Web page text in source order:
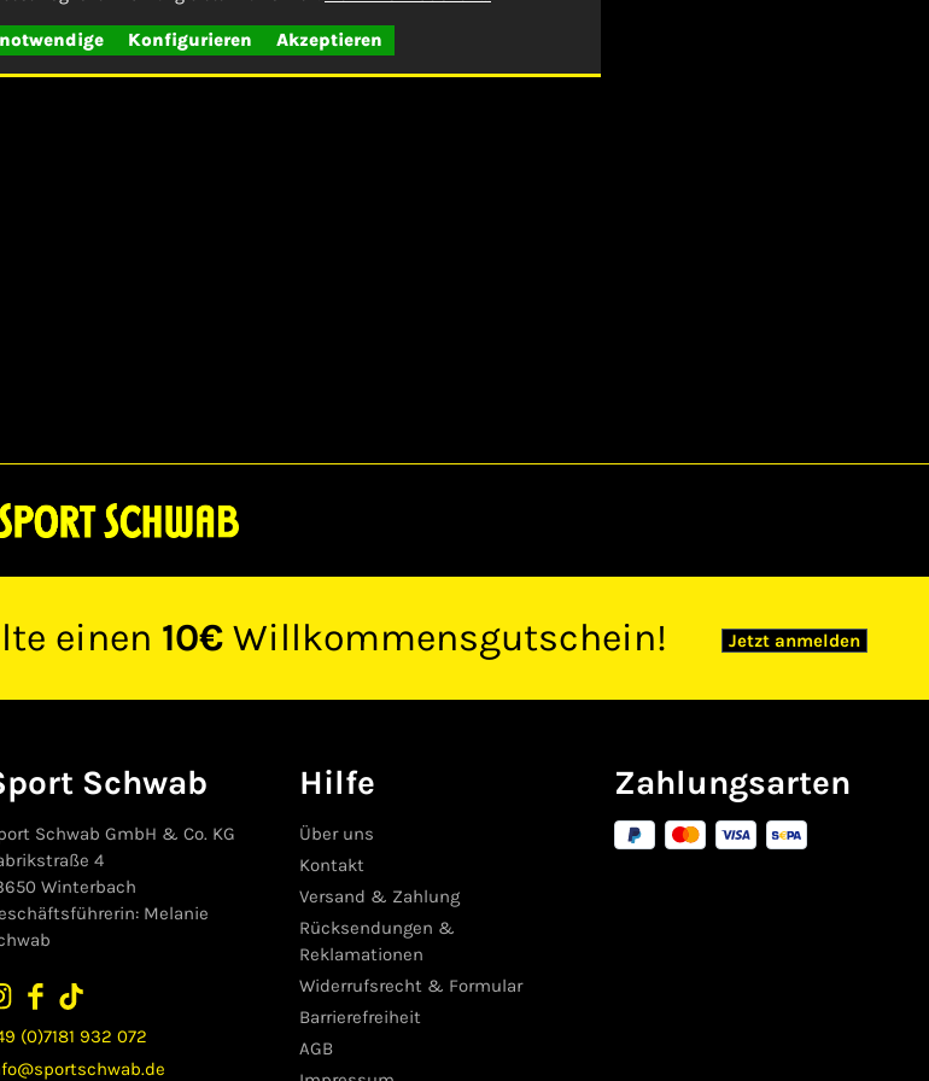
einen 10€Willkommensgutschein! Jetzt anmelden
Schwab
Schwab GmbH & Co. KG
4
Winterbach
Melanie
(0)7181 932 072
Hilfe
Über uns
Kontakt
Versand & Zahlung
Rücksendungen &
Reklamationen
Widerrufsrecht & Formular
Barrierefreiheit
AGB
Zahlungsarten
Konfigurieren Akzeptieren